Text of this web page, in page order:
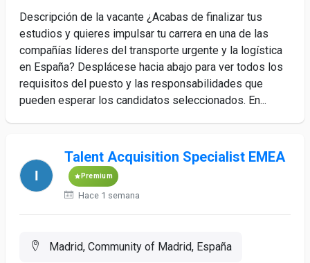
Descripción de la vacante ¿Acabas de finalizar tus
estudios y quieres impulsar tu carrera en una de las
compañías líderes del transporte urgente y la logística
en España? Desplácese hacia abajo para ver todos los
requisitos del puesto y las responsabilidades que
pueden esperar los candidatos seleccionados. En...
Talent Acquisition Specialist EMEA
Premium
Hace 1 semana
Madrid, Community of Madrid, España